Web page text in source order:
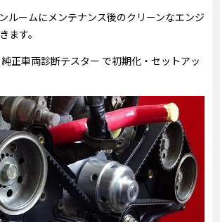
ルームにメンテナンス後のクリーンなエンジ
ます。
正車両診断テスター で初期化・セットアッ